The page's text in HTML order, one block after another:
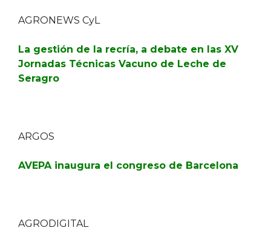
AGRONEWS CyL
La gestión de la recría, a debate en las XV
Jornadas Técnicas Vacuno de Leche de
Seragro
ARGOS
AVEPA inaugura el congreso de Barcelona
AGRODIGITAL